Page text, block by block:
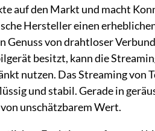
auf den Markt und macht
Hersteller einen
Genuss von drahtloser
besitzt, kann die
nutzen. Das Streaming von
und stabil. Gerade in
unschätzbarem Wert.